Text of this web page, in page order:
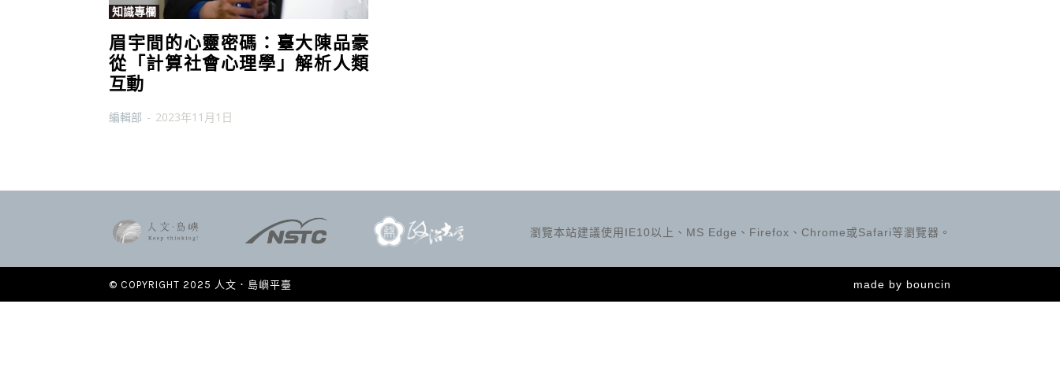
知識專欄
眉宇間的心靈密碼：臺大陳品豪
從「計算社會心理學」解析人類
互動
編輯部 - 2023年11月1日
瀏覽本站建議使用IE10以上、MS Edge、Firefox、Chrome或Safari等瀏覽器。
© COPYRIGHT 2025 人文．島嶼平臺 made by bouncin